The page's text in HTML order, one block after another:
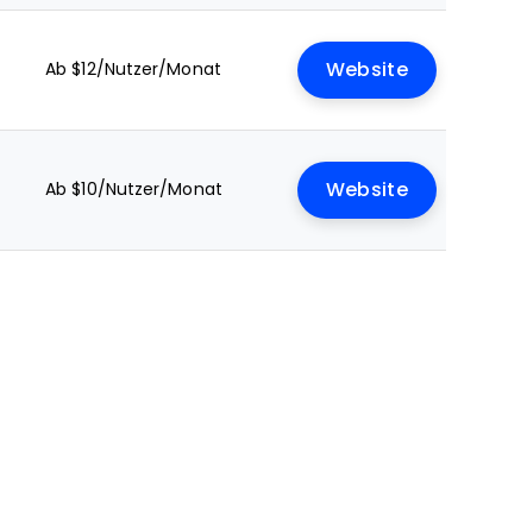
Ab $12/Nutzer/Monat Website
Ab $10/Nutzer/Monat Website